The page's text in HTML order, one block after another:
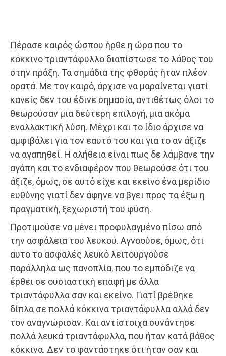
Πέρασε καιρός ώσπου ήρθε η ώρα που το
κόκκινο τριαντάφυλλο διαπίστωσε το λάθος του
στην πράξη. Τα σημάδια της φθοράς ήταν πλέον
ορατά. Με τον καιρό, άρχισε να μαραίνεται γιατί
κανείς δεν του έδινε σημασία, αντιθέτως όλοι το
θεωρούσαν μια δεύτερη επιλογή, μια ακόμα
εναλλακτική λύση. Μέχρι και το ίδιο άρχισε να
αμφιβάλει για τον εαυτό του και για το αν άξιζε
να αγαπηθεί. Η αλήθεια είναι πως δε λάμβανε την
αγάπη και το ενδιαφέρον που θεωρούσε ότι του
άξιζε, όμως, σε αυτό είχε και εκείνο ένα μερίδιο
ευθύνης γιατί δεν άφηνε να βγει προς τα έξω η
πραγματική, ξεχωριστή του φύση.
Προτιμούσε να μένει προφυλαγμένο πίσω από
την ασφάλεια του λευκού. Αγνοούσε, όμως, ότι
αυτό το ασφαλές λευκό λειτουργούσε
παράλληλα ως πανοπλία, που το εμπόδιζε να
έρθει σε ουσιαστική επαφή με άλλα
τριαντάφυλλα σαν και εκείνο. Γιατί βρέθηκε
δίπλα σε πολλά κόκκινα τριαντάφυλλα αλλά δεν
τον αναγνώρισαν. Και αντίστοιχα συνάντησε
πολλά λευκά τριαντάφυλλα, που ήταν κατά βάθος
κόκκινα. Δεν το φαντάστηκε ότι ήταν σαν και